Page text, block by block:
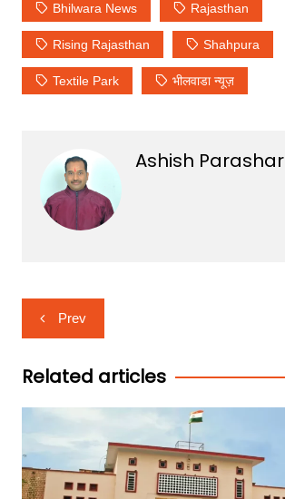
Bhilwara News Rajasthan
Rising Rajasthan Shahpura
Textile Park भीलवाडा न्यूज़
Ashish Parashar
Post
navigation
Prev
Related articles